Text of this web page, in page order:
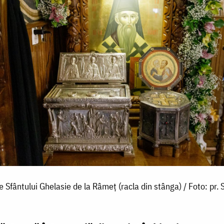
Sfântului Ghelasie de la Râmeț (racla din stânga) / Foto: pr.